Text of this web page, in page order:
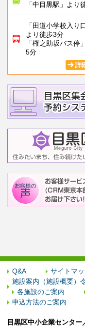
「中目黒駅」より
「田道小学校入り
より徒歩3分
「権之助坂バス停
5分
Q&A サイトマ
施設案内（施設概要）
各施設のご案内
申込方法のご案内
目黒区中小企業センタ